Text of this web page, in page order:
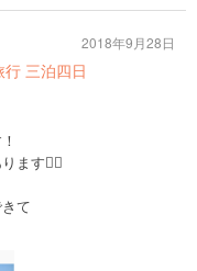
行 三泊四日
ます👌🏻
て
2018年9月28日